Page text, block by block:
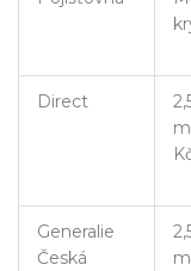
Direct
Generalie
Česká